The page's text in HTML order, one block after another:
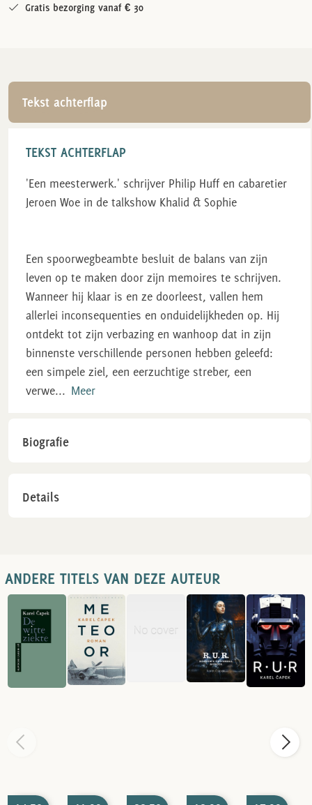
Gratis bezorging vanaf € 30
Tekst achterflap
TEKST ACHTERFLAP
'Een meesterwerk.' schrijver Philip Huff en cabaretier
Jeroen Woe in de talkshow Khalid & Sophie
Een spoorwegbeambte besluit de balans van zijn
leven op te maken door zijn memoires te schrijven.
Wanneer hij klaar is en ze doorleest, vallen hem
allerlei inconsequenties en onduidelijkheden op. Hij
ontdekt tot zijn verbazing en wanhoop dat in zijn
binnenste verschillende personen hebben geleefd:
een simpele ziel, een eerzuchtige streber, een
verwe... Meer
Biografie
Details
ANDERE TITELS VAN DEZE AUTEUR